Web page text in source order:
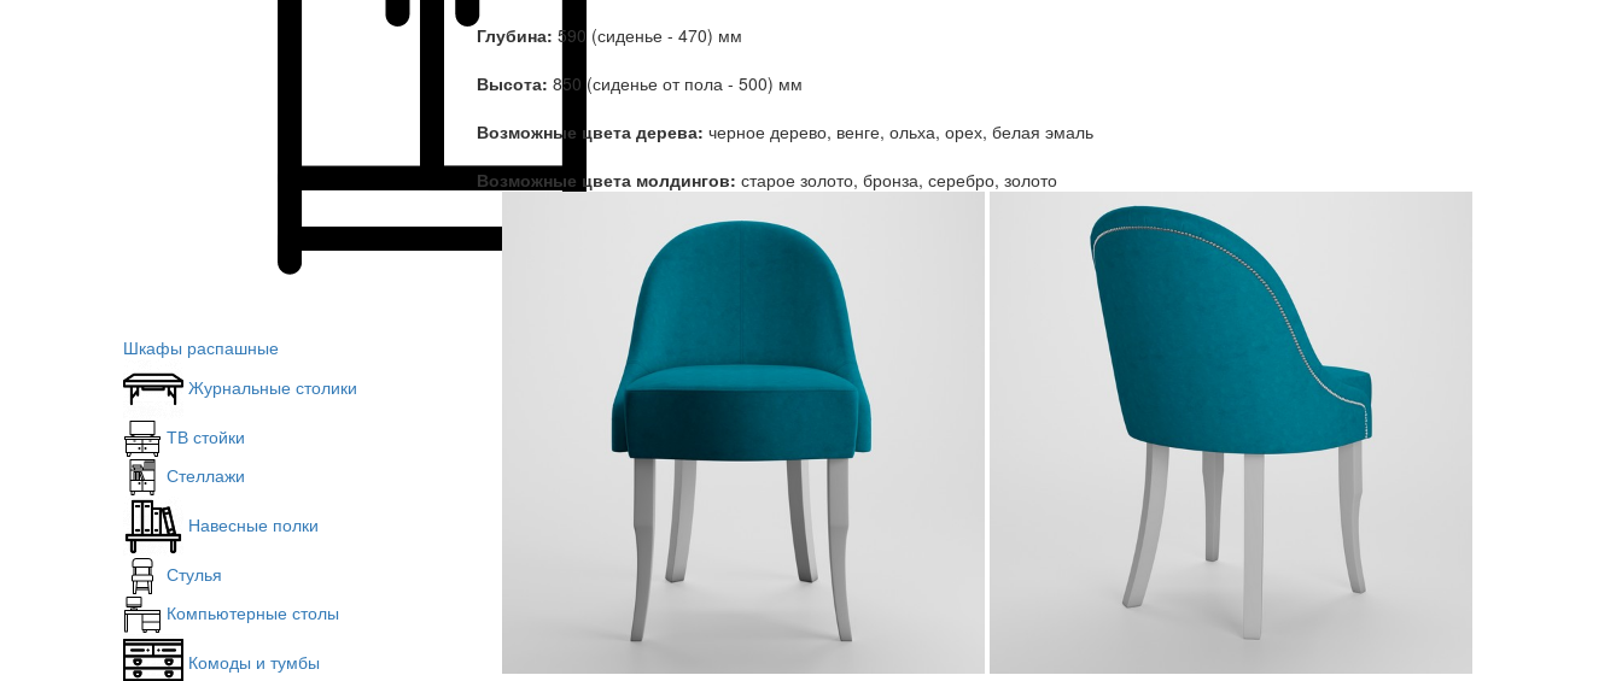
Шкафы распашные
Журнальные столики
ТВ стойки
Стеллажи
Навесные полки
Стулья
Компьютерные столы
Комоды и тумбы
Глубина: 590 (сиденье - 470) мм
Высота: 850 (сиденье от пола - 500) мм
Возможные цвета дерева: черное дерево, венге, ольха, орех, белая эмаль
Возможные цвета молдингов: старое золото, бронза, серебро, золото